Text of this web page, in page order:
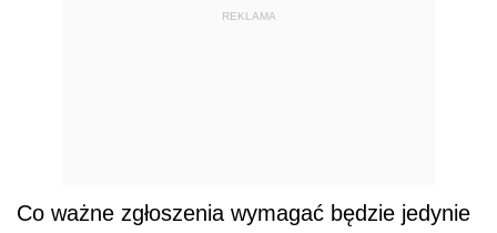
REKLAMA
Co ważne zgłoszenia wymagać będzie jedynie